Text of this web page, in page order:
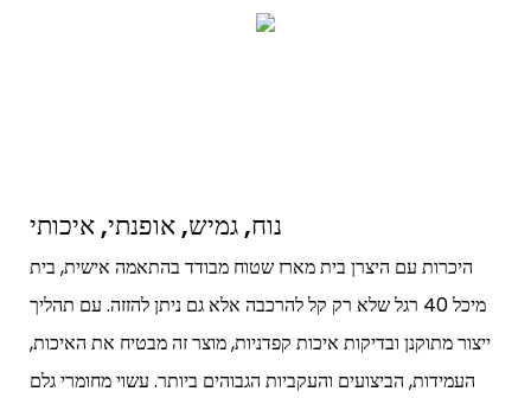
היכרות עם היצרן בית מארז שטוח מבודד בהתאמה אישית, בית
מיכל 40 רגל שלא רק קל להרכבה אלא גם ניתן להזזה. עם תהליך
ייצור מתוקנן ובדיקות איכות קפדניות, מוצר זה מבטיח את האיכות,
העמידות, הביצועים והעקביות הגבוהים ביותר. עשוי מחומרי גלם